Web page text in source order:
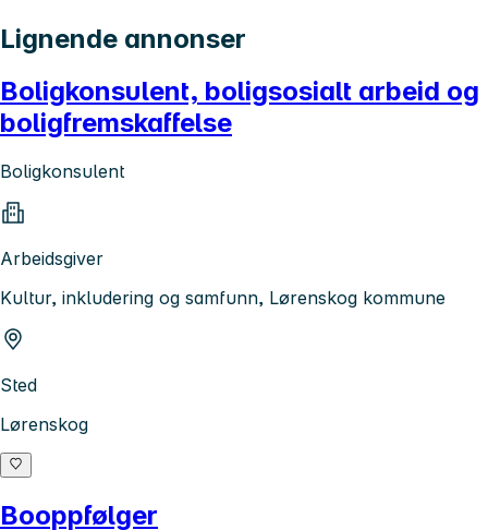
Lignende annonser
Boligkonsulent, boligsosialt arbeid og
boligfremskaffelse
Boligkonsulent
Arbeidsgiver
Kultur, inkludering og samfunn, Lørenskog kommune
Sted
Lørenskog
Booppfølger